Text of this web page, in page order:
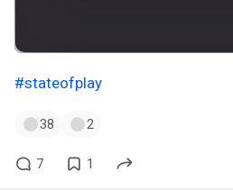
#stateofplay
38 2
7 1